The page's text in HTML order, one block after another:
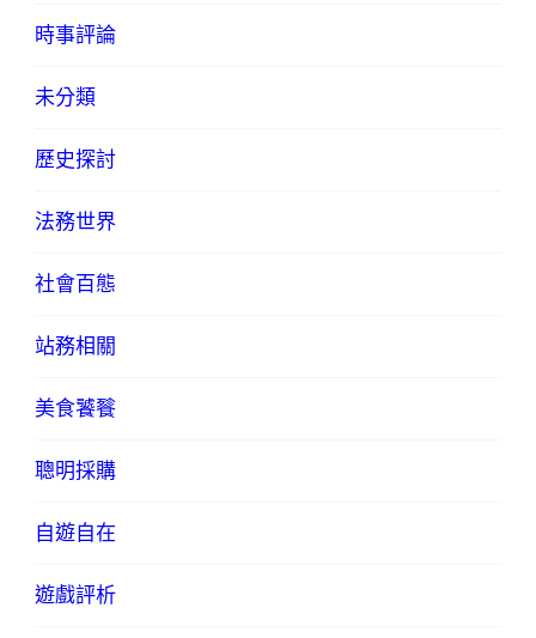
時事評論
未分類
歷史探討
法務世界
社會百態
站務相關
美食饕餮
聰明採購
自遊自在
遊戲評析